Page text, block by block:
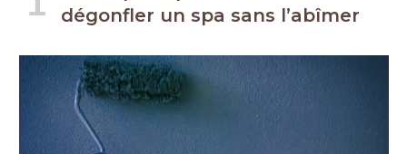
dégonfler un spa sans l’abîmer